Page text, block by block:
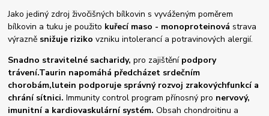
Jako jediný zdroj živočišných bílkovin s vyváženým poměrem
bílkovin a tuku je použito kuřecí maso - monoproteinovástrava
výrazně snižuje riziko vzniku intolerancí a potravinových alergií.
Snadno stravitelné sacharidy, pro zajištění podpory
trávení.Taurin napomáhá předcházet srdečním
chorobám,lutein podporuje správný rozvoj zrakovýchfunkcí a
chrání sítnici.Immunity control program přínosný pro nervový,
imunitní a kardiovaskulární systém. Obsah chondroitinu a